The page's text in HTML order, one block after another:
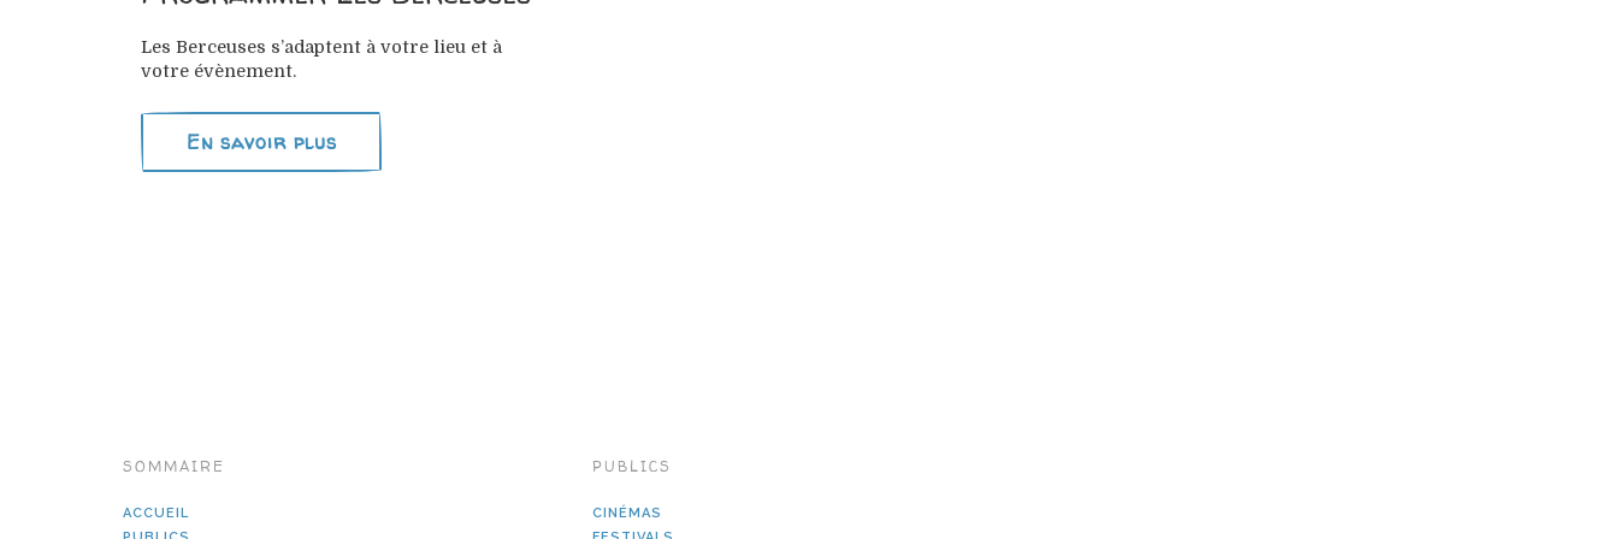
Les Berceuses s’adaptent à votre lieu et à
votre évènement.
En savoir plus
SOMMAIRE
ACCUEIL
PUBLICS
CINÉMAS